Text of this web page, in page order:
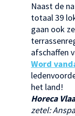
Naast de
totaal 39
gaan ook
afschaffen
Word
het land!
Horeca
zetel: